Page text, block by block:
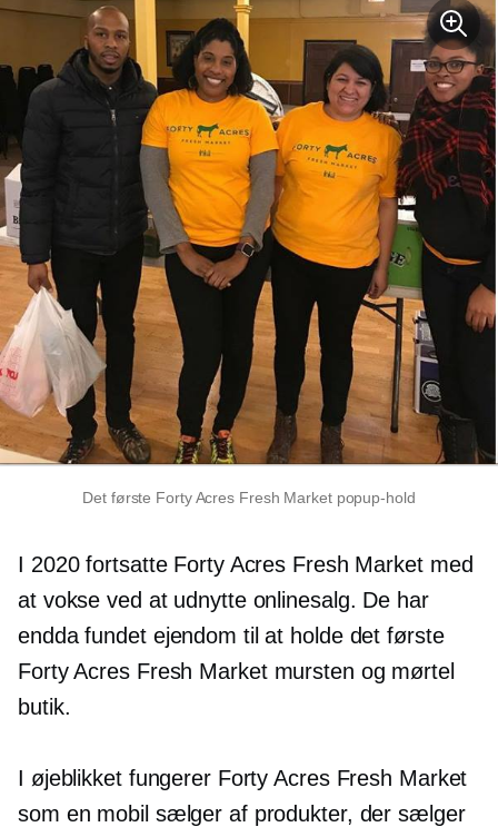
Det første Forty Acres Fresh Market popup-hold
I 2020 fortsatte Forty Acres Fresh Market med
at vokse ved at udnytte onlinesalg. De har
endda fundet ejendom til at holde det første
Forty Acres Fresh Market mursten og mørtel
butik.
I øjeblikket fungerer Forty Acres Fresh Market
som en mobil sælger af produkter, der sælger